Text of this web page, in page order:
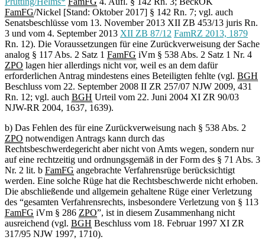
FamFG/Nickel [Stand: Oktober 2017] § 142 Rn. 7; vgl. auch
Senatsbeschlüsse vom 13. November 2013 XII ZB 453/13 juris Rn.
3 und vom 4. September 2013 XII ZB 87/12 FamRZ 2013, 1879
Rn. 12). Die Voraussetzungen für eine Zurückverweisung der Sache
analog § 117 Abs. 2 Satz 1 FamFG iVm § 538 Abs. 2 Satz 1 Nr. 4
ZPO lagen hier allerdings nicht vor, weil es an dem dafür
erforderlichen Antrag mindestens eines Beteiligten fehlte (vgl. BGH
Beschluss vom 22. September 2008 II ZR 257/07 NJW 2009, 431
Rn. 12; vgl. auch BGH Urteil vom 22. Juni 2004 XI ZR 90/03
NJW-RR 2004, 1637, 1639).
b) Das Fehlen des für eine Zurückverweisung nach § 538 Abs. 2
ZPO notwendigen Antrags kann durch das
Rechtsbeschwerdegericht aber nicht von Amts wegen, sondern nur
auf eine rechtzeitig und ordnungsgemäß in der Form des § 71 Abs. 3
Nr. 2 lit. b FamFG angebrachte Verfahrensrüge berücksichtigt
werden. Eine solche Rüge hat die Rechtsbeschwerde nicht erhoben.
Die abschließende und allgemein gehaltene Rüge einer Verletzung
des “gesamten Verfahrensrechts, insbesondere Verletzung von § 113
FamFG iVm § 286 ZPO”, ist in diesem Zusammenhang nicht
ausreichend (vgl. BGH Beschluss vom 18. Februar 1997 XI ZR
317/95 NJW 1997, 1710).